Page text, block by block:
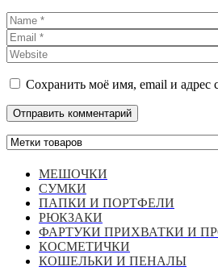
Сохранить моё имя, email и адрес
МЕШОЧКИ
СУМКИ
ПАПКИ И ПОРТФЕЛИ
РЮКЗАКИ
ФАРТУКИ ПРИХВАТКИ И
КОСМЕТИЧКИ
КОШЕЛЬКИ И ПЕНАЛЫ